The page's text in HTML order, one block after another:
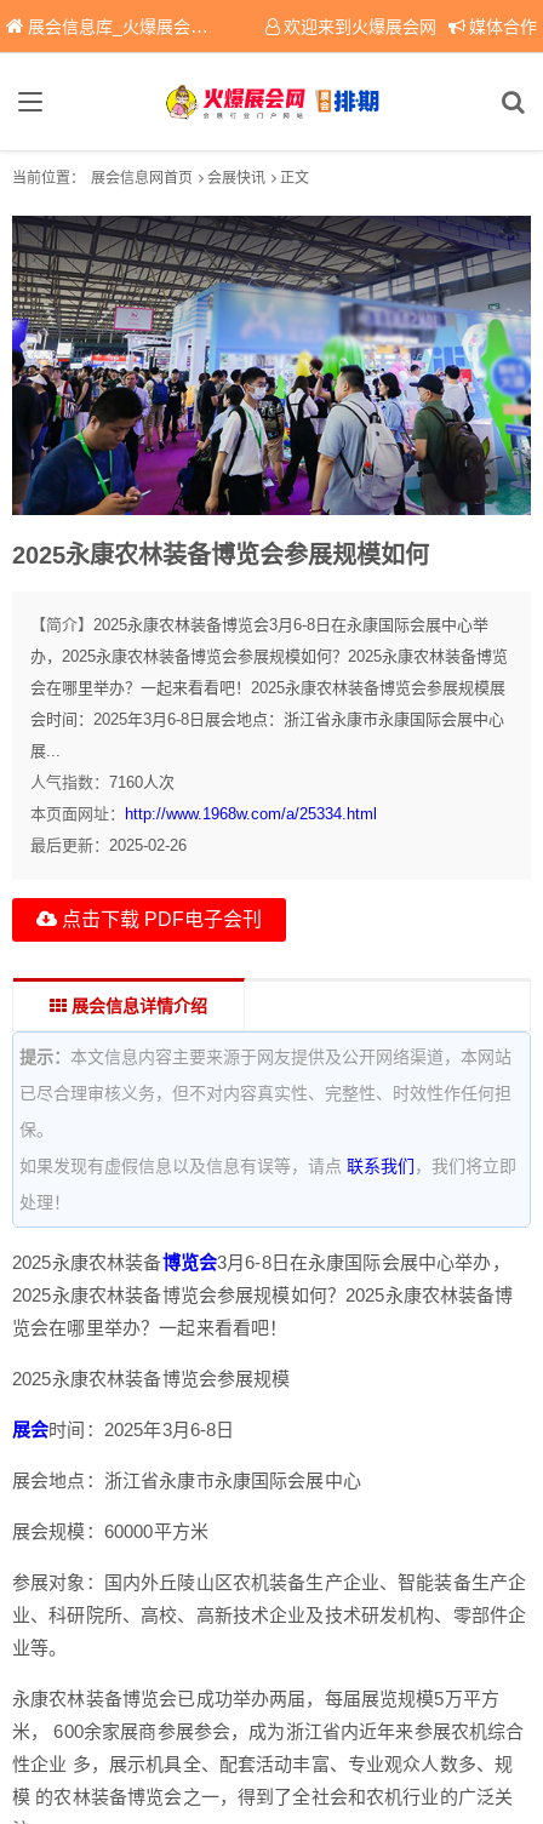
展会信息库_火爆展会网免费展会信息查询平台，提供专业会展服务！ 欢迎来到火爆展会网 媒体合作
当前位置： 展会信息网首页 会展快讯 正文
2025永康农林装备博览会参展规模如何
【简介】 2025永康农林装备博览会3月6-8日在永康国际会展中心举
办，2025永康农林装备博览会参展规模如何？2025永康农林装备博览
会在哪里举办？一起来看看吧！2025永康农林装备博览会参展规模展
会时间：2025年3月6-8日展会地点：浙江省永康市永康国际会展中心
展...
人气指数： 7160人次
本页面网址：
http://www.1968w.com/a/25334.html
最后更新： 2025-02-26
点击下载 PDF电子会刊
展会信息详情介绍
提示： 本文信息内容主要来源于网友提供及公开网络渠道，本网站
已尽合理审核义务，但不对内容真实性、完整性、时效性作任何担
保。
如果发现有虚假信息以及信息有误等，请点 联系我们 ，我们将立即
处理！
2025永康农林装备博览会3月6-8日在永康国际会展中心举办，
2025永康农林装备博览会参展规模如何？2025永康农林装备博
览会在哪里举办？一起来看看吧！
2025永康农林装备博览会参展规模
展会时间：2025年3月6-8日
展会地点：浙江省永康市永康国际会展中心
展会规模：60000平方米
参展对象：国内外丘陵山区农机装备生产企业、智能装备生产企
业、科研院所、高校、高新技术企业及技术研发机构、零部件企
业等。
永康农林装备博览会已成功举办两届，每届展览规模5万平方
米， 600余家展商参展参会，成为浙江省内近年来参展农机综合
性企业 多，展示机具全、配套活动丰富、专业观众人数多、规
模 的农林装备博览会之一，得到了全社会和农机行业的广泛关